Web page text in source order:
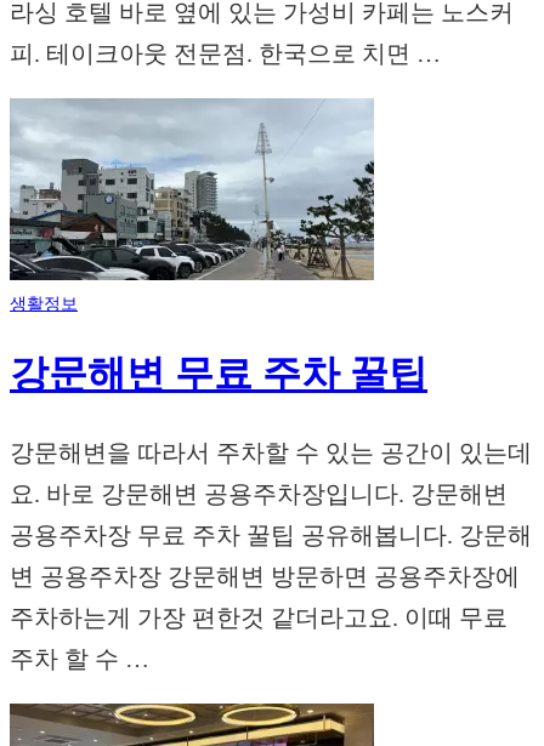
라싱 호텔 바로 옆에 있는 가성비 카페는 노스커
피. 테이크아웃 전문점. 한국으로 치면 …
생활정보
강문해변 무료 주차 꿀팁
강문해변을 따라서 주차할 수 있는 공간이 있는데
요. 바로 강문해변 공용주차장입니다. 강문해변
공용주차장 무료 주차 꿀팁 공유해봅니다. 강문해
변 공용주차장 강문해변 방문하면 공용주차장에
주차하는게 가장 편한것 같더라고요. 이때 무료
주차 할 수 …